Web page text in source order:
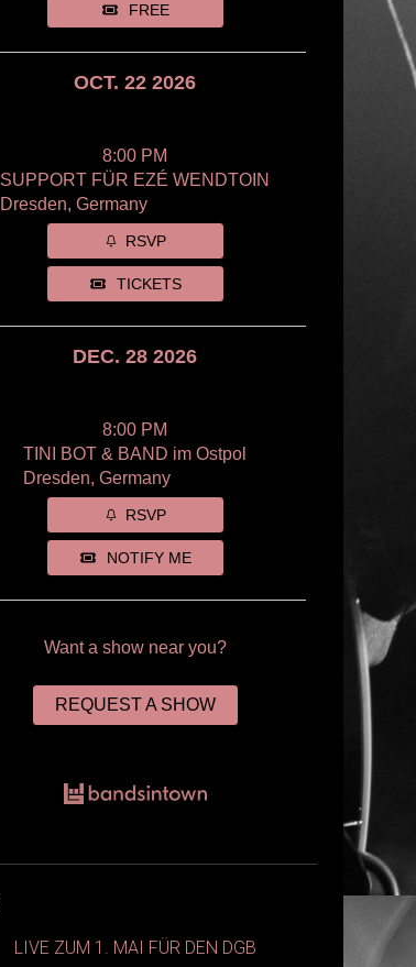
FREE
OCT. 22 2026
8:00 PM
SUPPORT FÜR EZÉ WENDTOIN
Dresden, Germany
RSVP
TICKETS
DEC. 28 2026
8:00 PM
TINI BOT & BAND im Ostpol
Dresden, Germany
RSVP
NOTIFY ME
Want a show near you?
REQUEST A SHOW
LIVE ZUM 1. MAI FÜR DEN DGB